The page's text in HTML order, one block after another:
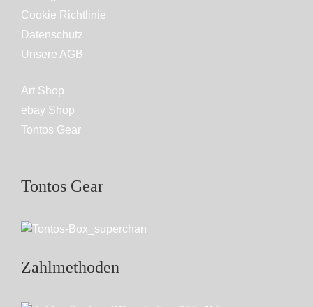
Cookie Richtlinie
Datenschutz
Unsere AGB
Art Shop
ebay Shop
Tontos Gear
Tontos Gear
Zahlmethoden